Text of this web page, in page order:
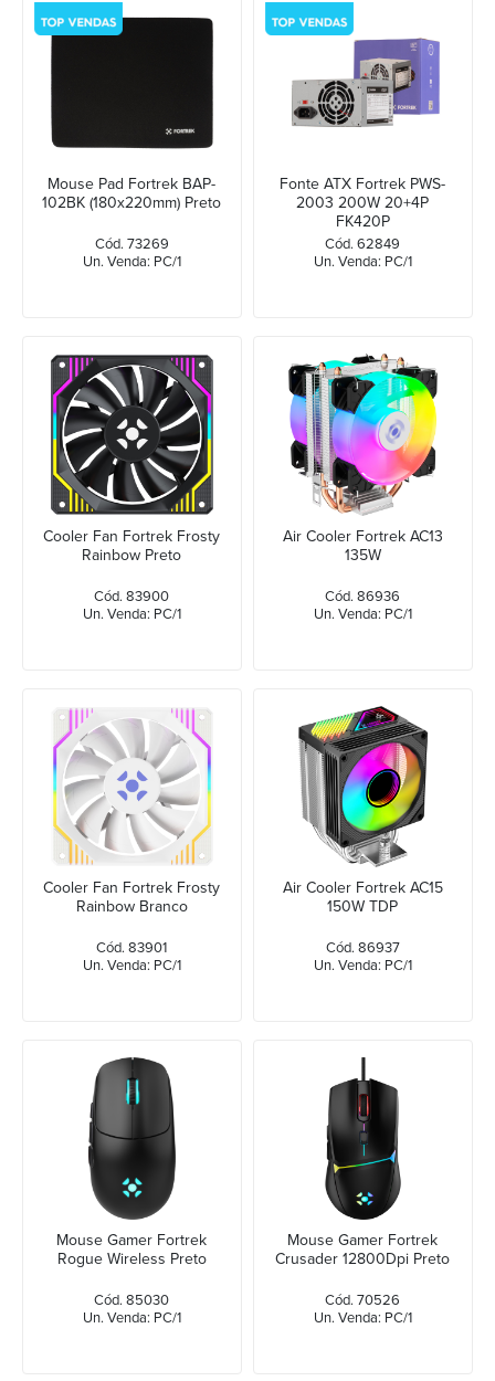
Mouse Pad Fortrek BAP-
102BK (180x220mm) Preto
Cód. 73269
Un. Venda: PC/1
Fonte ATX Fortrek PWS-
2003 200W 20+4P
FK420P
Cód. 62849
Un. Venda: PC/1
Cooler Fan Fortrek Frosty
Rainbow Preto
Cód. 83900
Un. Venda: PC/1
Air Cooler Fortrek AC13
135W
Cód. 86936
Un. Venda: PC/1
Cooler Fan Fortrek Frosty
Rainbow Branco
Cód. 83901
Un. Venda: PC/1
Air Cooler Fortrek AC15
150W TDP
Cód. 86937
Un. Venda: PC/1
Mouse Gamer Fortrek
Rogue Wireless Preto
Cód. 85030
Un. Venda: PC/1
Mouse Gamer Fortrek
Crusader 12800Dpi Preto
Cód. 70526
Un. Venda: PC/1